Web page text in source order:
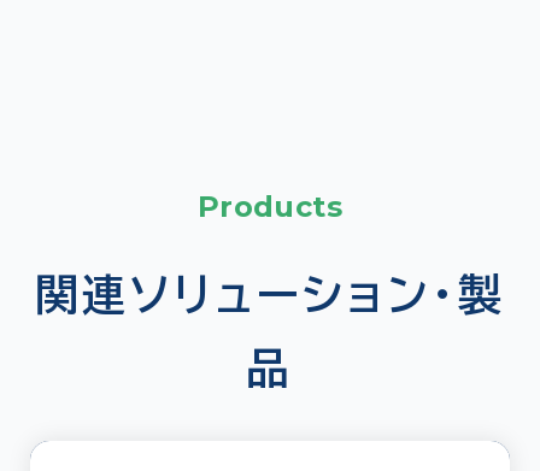
Products
関連ソリューション・製
品